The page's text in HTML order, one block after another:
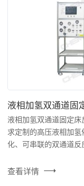
液相加氢双通道固
液相加氢双通道固定
求定制的高压液相加
化、可串联的双通道反
对温度、压力设有两级
查看详情